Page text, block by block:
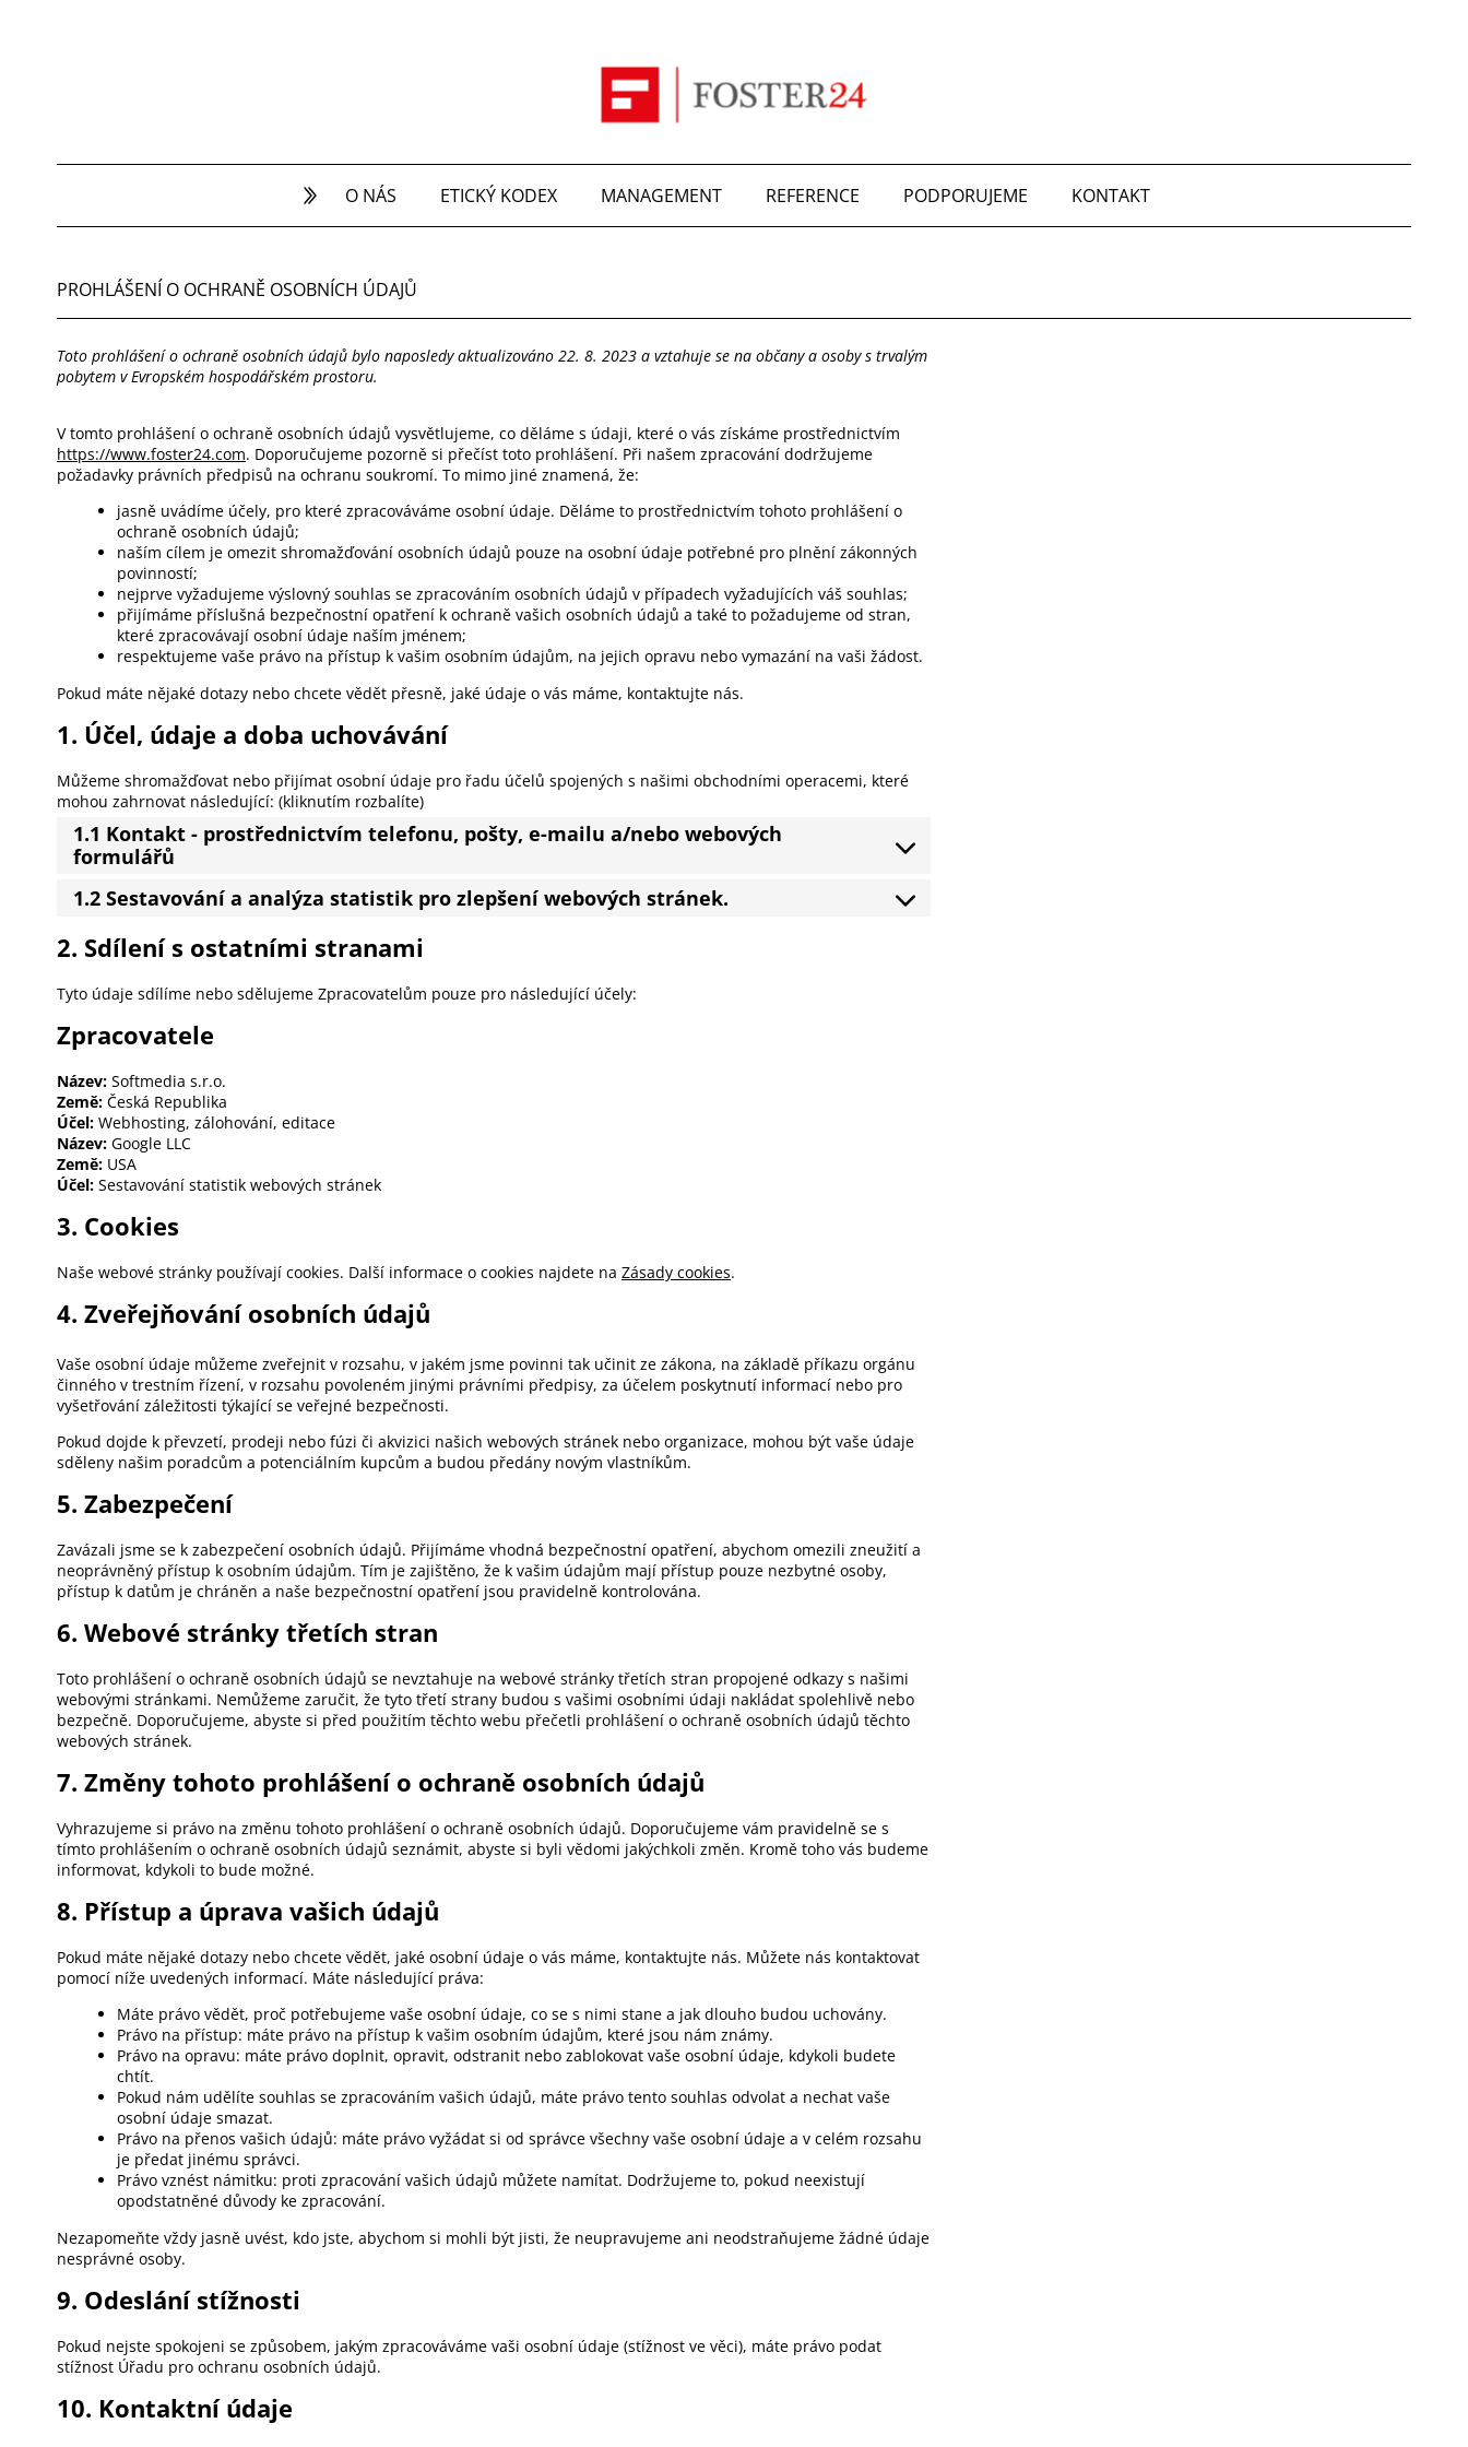
O NÁS ETICKÝ KODEX MANAGEMENT REFERENCE PODPORUJEME KONTAKT
PROHLÁŠENÍ O OCHRANĚ OSOBNÍCH ÚDAJŮ
Toto prohlášení o ochraně osobních údajů bylo naposledy aktualizováno 22. 8. 2023 a vztahuje se na občany a osoby s trvalým
pobytem v Evropském hospodářském prostoru.
V tomto prohlášení o ochraně osobních údajů vysvětlujeme, co děláme s údaji, které o vás získáme prostřednictvím
https://www.foster24.com. Doporučujeme pozorně si přečíst toto prohlášení. Při našem zpracování dodržujeme
požadavky právních předpisů na ochranu soukromí. To mimo jiné znamená, že:
jasně uvádíme účely, pro které zpracováváme osobní údaje. Děláme to prostřednictvím tohoto prohlášení o
ochraně osobních údajů;
naším cílem je omezit shromažďování osobních údajů pouze na osobní údaje potřebné pro plnění zákonných
povinností;
nejprve vyžadujeme výslovný souhlas se zpracováním osobních údajů v případech vyžadujících váš souhlas;
přijímáme příslušná bezpečnostní opatření k ochraně vašich osobních údajů a také to požadujeme od stran,
které zpracovávají osobní údaje naším jménem;
respektujeme vaše právo na přístup k vašim osobním údajům, na jejich opravu nebo vymazání na vaši žádost.
Pokud máte nějaké dotazy nebo chcete vědět přesně, jaké údaje o vás máme, kontaktujte nás.
1. Účel, údaje a doba uchovávání
Můžeme shromažďovat nebo přijímat osobní údaje pro řadu účelů spojených s našimi obchodními operacemi, které
mohou zahrnovat následující: (kliknutím rozbalíte)
1.1 Kontakt - prostřednictvím telefonu, pošty, e-mailu a/nebo webových
formulářů
1.2 Sestavování a analýza statistik pro zlepšení webových stránek.
2. Sdílení s ostatními stranami
Tyto údaje sdílíme nebo sdělujeme Zpracovatelům pouze pro následující účely:
Zpracovatele
Název: Softmedia s.r.o.
Země: Česká Republika
Účel: Webhosting, zálohování, editace
Název: Google LLC
Země: USA
Účel: Sestavování statistik webových stránek
3. Cookies
Naše webové stránky používají cookies. Další informace o cookies najdete na Zásady cookies.
4. Zveřejňování osobních údajů
Vaše osobní údaje můžeme zveřejnit v rozsahu, v jakém jsme povinni tak učinit ze zákona, na základě příkazu orgánu
činného v trestním řízení, v rozsahu povoleném jinými právními předpisy, za účelem poskytnutí informací nebo pro
vyšetřování záležitosti týkající se veřejné bezpečnosti.
Pokud dojde k převzetí, prodeji nebo fúzi či akvizici našich webových stránek nebo organizace, mohou být vaše údaje
sděleny našim poradcům a potenciálním kupcům a budou předány novým vlastníkům.
5. Zabezpečení
Zavázali jsme se k zabezpečení osobních údajů. Přijímáme vhodná bezpečnostní opatření, abychom omezili zneužití a
neoprávněný přístup k osobním údajům. Tím je zajištěno, že k vašim údajům mají přístup pouze nezbytné osoby,
přístup k datům je chráněn a naše bezpečnostní opatření jsou pravidelně kontrolována.
6. Webové stránky třetích stran
Toto prohlášení o ochraně osobních údajů se nevztahuje na webové stránky třetích stran propojené odkazy s našimi
webovými stránkami. Nemůžeme zaručit, že tyto třetí strany budou s vašimi osobními údaji nakládat spolehlivě nebo
bezpečně. Doporučujeme, abyste si před použitím těchto webu přečetli prohlášení o ochraně osobních údajů těchto
webových stránek.
7. Změny tohoto prohlášení o ochraně osobních údajů
Vyhrazujeme si právo na změnu tohoto prohlášení o ochraně osobních údajů. Doporučujeme vám pravidelně se s
tímto prohlášením o ochraně osobních údajů seznámit, abyste si byli vědomi jakýchkoli změn. Kromě toho vás budeme
informovat, kdykoli to bude možné.
8. Přístup a úprava vašich údajů
Pokud máte nějaké dotazy nebo chcete vědět, jaké osobní údaje o vás máme, kontaktujte nás. Můžete nás kontaktovat
pomocí níže uvedených informací. Máte následující práva:
Máte právo vědět, proč potřebujeme vaše osobní údaje, co se s nimi stane a jak dlouho budou uchovány.
Právo na přístup: máte právo na přístup k vašim osobním údajům, které jsou nám známy.
Právo na opravu: máte právo doplnit, opravit, odstranit nebo zablokovat vaše osobní údaje, kdykoli budete
chtít.
Pokud nám udělíte souhlas se zpracováním vašich údajů, máte právo tento souhlas odvolat a nechat vaše
osobní údaje smazat.
Právo na přenos vašich údajů: máte právo vyžádat si od správce všechny vaše osobní údaje a v celém rozsahu
je předat jinému správci.
Právo vznést námitku: proti zpracování vašich údajů můžete namítat. Dodržujeme to, pokud neexistují
opodstatněné důvody ke zpracování.
Nezapomeňte vždy jasně uvést, kdo jste, abychom si mohli být jisti, že neupravujeme ani neodstraňujeme žádné údaje
nesprávné osoby.
9. Odeslání stížnosti
Pokud nejste spokojeni se způsobem, jakým zpracováváme vaši osobní údaje (stížnost ve věci), máte právo podat
stížnost Úřadu pro ochranu osobních údajů.
10. Kontaktní údaje